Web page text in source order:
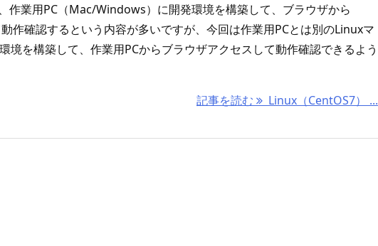
作業用PC（Mac/Windows）に開発環境を構築して、ブラウザから
作確認するという内容が多いですが、今回は作業用PCとは別のLinuxマ
境を構築して、作業用PCからブラウザアクセスして動作確認できるよう
記事を読む
Linux（CentOS7） ...